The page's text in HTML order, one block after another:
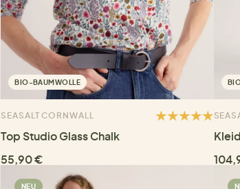
BIO-BAUMWOLLE
SEASALT CORNWALL
Top Studio Glass Chalk
55,90 €
NEU